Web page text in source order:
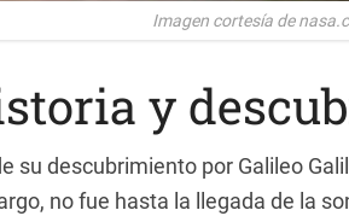
Imagen cortesía de
y
su descubrimiento por Galileo
no fue hasta la llegada de la